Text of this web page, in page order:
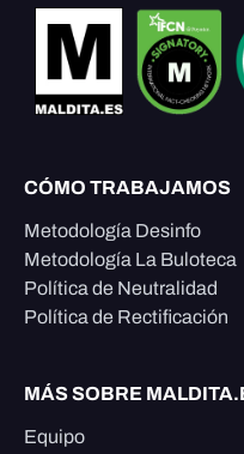
CÓMO TRABAJAMOS
Metodología Desinfo
Metodología La Buloteca
Política de Neutralidad
Política de Rectificación
MÁS SOBRE
Equipo